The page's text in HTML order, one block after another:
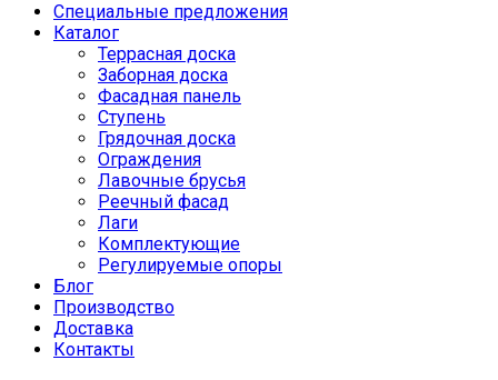
Специальные предложения
Каталог
Террасная доска
Заборная доска
Фасадная панель
Ступень
Грядочная доска
Ограждения
Лавочные брусья
Реечный фасад
Лаги
Комплектующие
Регулируемые опоры
Блог
Производство
Доставка
Контакты